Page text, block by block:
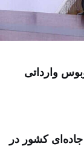
جاده‌ای کشور در